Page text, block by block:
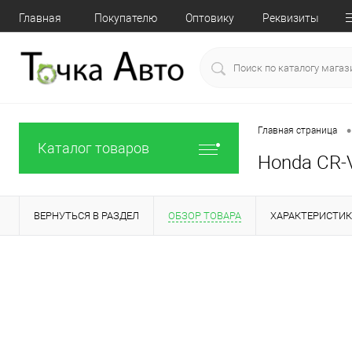
Главная Покупателю Оптовику Реквизиты
Каталог товаров
Главная страница •
Honda
ВЕРНУТЬСЯ В РАЗДЕЛ ОБЗОР ТОВАРА